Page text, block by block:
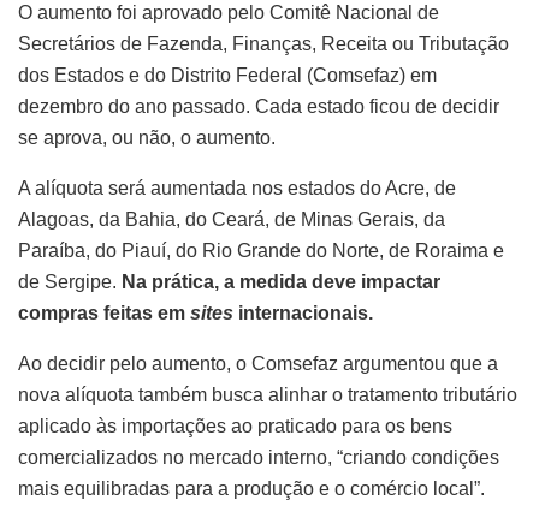
O aumento foi aprovado pelo Comitê Nacional de
Secretários de Fazenda, Finanças, Receita ou Tributação
dos Estados e do Distrito Federal (Comsefaz) em
dezembro do ano passado. Cada estado ficou de decidir
se aprova, ou não, o aumento.
A alíquota será aumentada nos estados do Acre, de
Alagoas, da Bahia, do Ceará, de Minas Gerais, da
Paraíba, do Piauí, do Rio Grande do Norte, de Roraima e
de Sergipe. Na prática, a medida deve impactar
compras feitas em sites internacionais.
Ao decidir pelo aumento, o Comsefaz argumentou que a
nova alíquota também busca alinhar o tratamento tributário
aplicado às importações ao praticado para os bens
comercializados no mercado interno, “criando condições
mais equilibradas para a produção e o comércio local”.